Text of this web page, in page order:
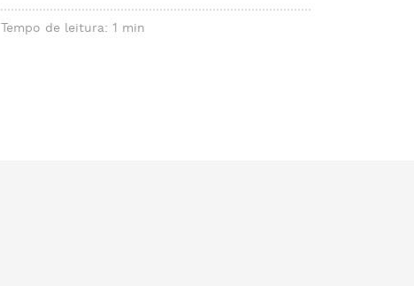
Tempo de leitura: 1 min